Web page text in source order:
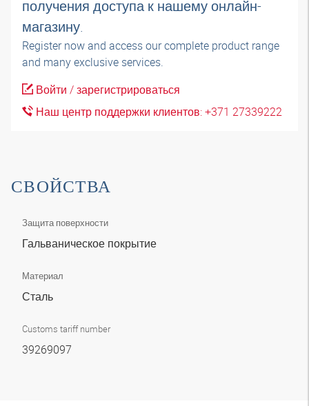
получения доступа к нашему онлайн-
магазину.
Register now and access our complete product range
and many exclusive services.
Войти / зарегистрироваться
Наш центр поддержки клиентов: +371 27339222
СВОЙСТВА
Защита поверхности
Гальваническое покрытие
Материал
Сталь
Customs tariff number
39269097